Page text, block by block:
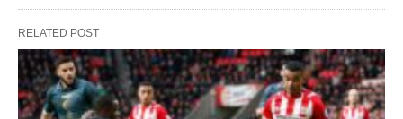
RELATED POST